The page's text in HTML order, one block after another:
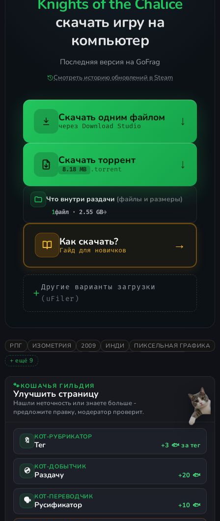
Knights of the Chalice
скачать игру на
компьютер
Последняя версия на GoFrag
Смотреть историю обновлений в Steam
Скачать одним файлом
через Download Studio ↓
Скачать торрент
8.18 MB .torrent ↓
Что внутри раздачи (файлы и размеры)
1файл · 2.55 GB→
Как скачать?
Гайд для новичков →
Другие варианты загрузки
(uFiler)
РПГ ИЗОМЕТРИЯ 2009 ИНДИ
ПИКСЕЛЬНАЯ ГРАФИКА
НИЗКИЕ ТРЕБОВАНИЯ
ФЭНТЕЗИ
ТАКТИЧЕСКАЯ RPG
ПАРТИЙНАЯ RPG
+ ещё 9
🐾КОШАЧЬЯ ГИЛЬДИЯ
Улучшить страницу
Нашли неточность или знаете больше -
предложите правку, модератор проверит.
🔖 КОТ-РУБРИКАТОР
Тег +3 🐟 за тег
💿 КОТ-ДОБЫТЧИК
Раздачу +20 🐟
🗣 КОТ-ПЕРЕВОДЧИК
Русификатор +10 🐟